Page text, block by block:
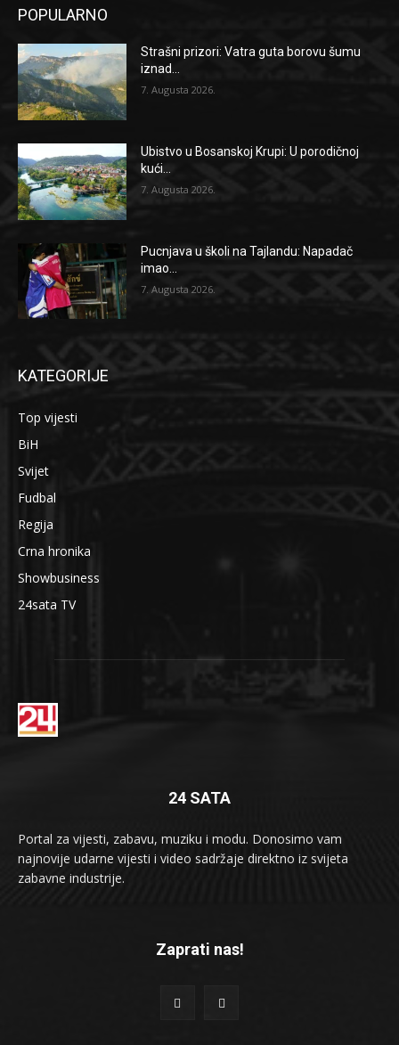
POPULARNO
Strašni prizori: Vatra guta borovu šumu
iznad...
7. Augusta 2026.
Ubistvo u Bosanskoj Krupi: U porodičnoj
kući...
7. Augusta 2026.
Pucnjava u školi na Tajlandu: Napadač
imao...
7. Augusta 2026.
KATEGORIJE
Top vijesti
BiH
Svijet
Fudbal
Regija
Crna hronika
Showbusiness
24sata TV
24 SATA
Portal za vijesti, zabavu, muziku i modu. Donosimo vam
najnovije udarne vijesti i video sadržaje direktno iz svijeta
zabavne industrije.
Zaprati nas!